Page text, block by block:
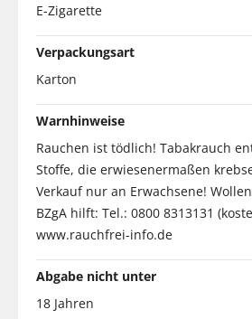
E-Zigarette
Verpackungsart
Karton
Warnhinweise
Rauchen ist tödlich! Tabakrauch
Stoffe, die erwiesenermaßen
Verkauf nur an Erwachsene!
BZgA hilft: Tel.: 0800 8313131
www.rauchfrei-info.de
Abgabe nicht unter
18 Jahren